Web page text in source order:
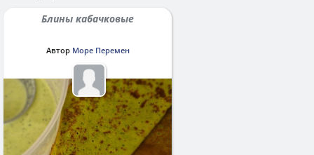
Блины кабачковые
Автор Море Перемен